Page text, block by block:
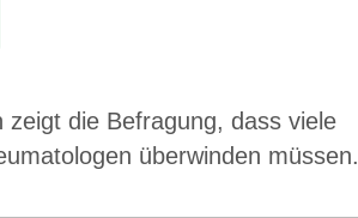
die Befragung, dass viele
überwinden müssen.